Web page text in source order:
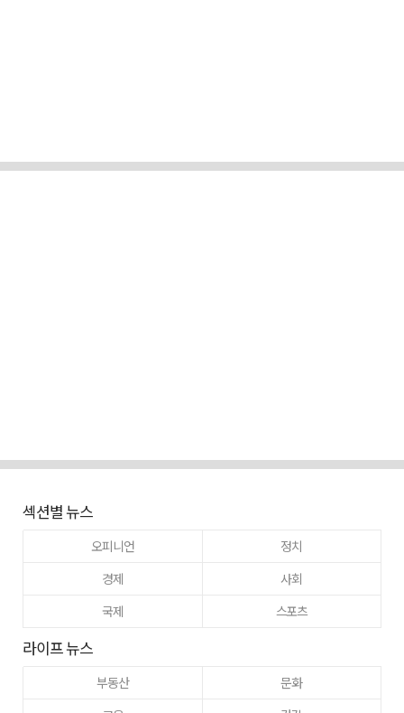
섹션별 뉴스
오피니언
정치
경제
사회
국제
스포츠
라이프 뉴스
부동산
문화